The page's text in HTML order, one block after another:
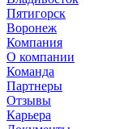
Пятигорск
Воронеж
Компания
О компании
Команда
Партнеры
Отзывы
Карьера